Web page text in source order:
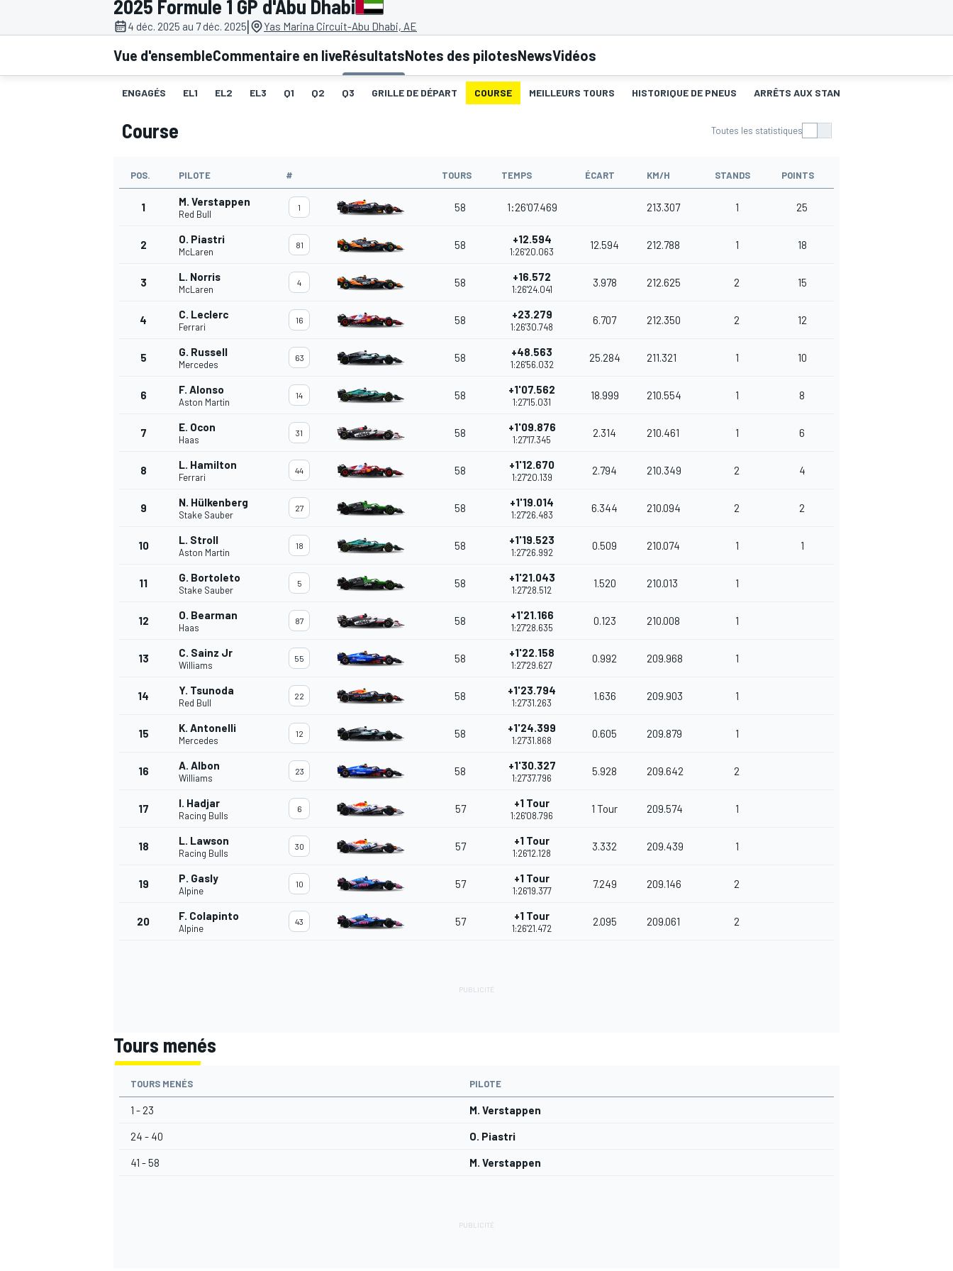
2025 Formule 1 GP d'Abu Dhabi
4 déc. 2025 au 7 déc. 2025| Yas Marina Circuit-Abu Dhabi, AE
Vue d'ensembleCommentaire en liveRésultatsNotes des pilotesNewsVidéos
ENGAGÉS EL1 EL2 EL3 Q1 Q2 Q3 GRILLE DE DÉPART COURSE MEILLEURS TOURS HISTORIQUE DE PNEUS ARRÊTS AUX STANDS
Course Toutes les statistiques
POS. PILOTE # TOURS TEMPS ÉCART KM/H STANDS POINTS
1 M. Verstappen
Red Bull
1 58 1:26'07.469 213.307 1 25
2 O. Piastri
McLaren
81 58 +12.594
1:26'20.063
12.594 212.788 1 18
3 L. Norris
McLaren
4 58 +16.572
1:26'24.041
3.978 212.625 2 15
4 C. Leclerc
Ferrari
16 58 +23.279
1:26'30.748
6.707 212.350 2 12
5 G. Russell
Mercedes
63 58 +48.563
1:26'56.032
25.284 211.321 1 10
6 F. Alonso
Aston Martin
14 58 +1'07.562
1:27'15.031
18.999 210.554 1 8
7 E. Ocon
Haas
31 58 +1'09.876
1:27'17.345
2.314 210.461 1 6
8 L. Hamilton
Ferrari
44 58 +1'12.670
1:27'20.139
2.794 210.349 2 4
9 N. Hülkenberg
Stake Sauber
27 58 +1'19.014
1:27'26.483
6.344 210.094 2 2
10 L. Stroll
Aston Martin
18 58 +1'19.523
1:27'26.992
0.509 210.074 1 1
11 G. Bortoleto
Stake Sauber
5 58 +1'21.043
1:27'28.512
1.520 210.013 1
12 O. Bearman
Haas
87 58 +1'21.166
1:27'28.635
0.123 210.008 1
13 C. Sainz Jr
Williams
55 58 +1'22.158
1:27'29.627
0.992 209.968 1
14 Y. Tsunoda
Red Bull
22 58 +1'23.794
1:27'31.263
1.636 209.903 1
15 K. Antonelli
Mercedes
12 58 +1'24.399
1:27'31.868
0.605 209.879 1
16 A. Albon
Williams
23 58 +1'30.327
1:27'37.796
5.928 209.642 2
17 I. Hadjar
Racing Bulls
6 57 +1 Tour
1:26'08.796
1 Tour 209.574 1
18 L. Lawson
Racing Bulls
30 57 +1 Tour
1:26'12.128
3.332 209.439 1
19 P. Gasly
Alpine
10 57 +1 Tour
1:26'19.377
7.249 209.146 2
20 F. Colapinto
Alpine
43 57 +1 Tour
1:26'21.472
2.095 209.061 2
Tours menés
TOURS MENÉS PILOTE
1 - 23 M. Verstappen
24 - 40 O. Piastri
41 - 58 M. Verstappen